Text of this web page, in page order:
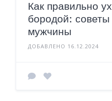
Как правильно
бородой: советы
мужчины
ДОБАВЛЕНО 16.12.2024